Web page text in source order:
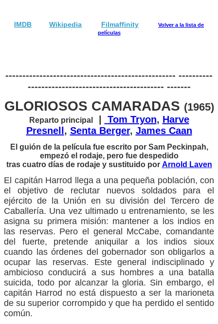
IMDB Wikipedia Filmaffinity
Volver a la lista de
películas
-------------------------------------------------- ----------
---------------------------------------- -------
GLORIOSOS CAMARADAS (1965)
Reparto principal | Tom Tryon, Harve
Presnell, Senta Berger, James Caan
El guión de la película fue escrito por Sam Peckinpah,
empezó el rodaje, pero fue despedido
tras cuatro días de rodaje y sustituido por Arnold Laven
El capitán Harrod llega a una pequeña población, con
el objetivo de reclutar nuevos soldados para el
ejército de la Unión en su división del Tercero de
Caballería. Una vez ultimado u entrenamiento, se les
asigna su primera misión: mantener a los indios en
las reservas. Pero el general McCabe, comandante
del fuerte, pretende aniquilar a los indios sioux
cuando las órdenes del gobernador son obligarlos a
ocupar las reservas. Este general indisciplinado y
ambicioso conducirá a sus hombres a una batalla
suicida, todo por alcanzar la gloria. Sin embargo, el
capitán Harrod no está dispuesto a ser la marioneta
de su superior corrompido y que ha perdido el sentido
común.